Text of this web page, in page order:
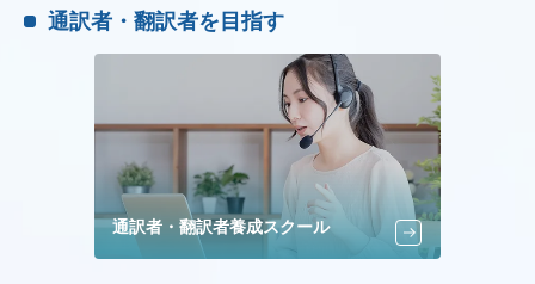
通訳者・翻訳者を目指す
通訳者・翻訳者養成スクール